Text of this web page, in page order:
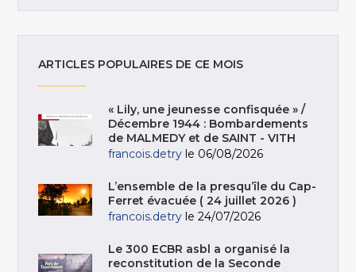
ARTICLES POPULAIRES DE CE MOIS
« Lily, une jeunesse confisquée » /
Décembre 1944 : Bombardements
de MALMEDY et de SAINT - VITH
francois.detry le 06/08/2026
L’ensemble de la presqu’île du Cap-
Ferret évacuée ( 24 juillet 2026 )
francois.detry le 24/07/2026
Le 300 ECBR asbl a organisé la
reconstitution de la Seconde